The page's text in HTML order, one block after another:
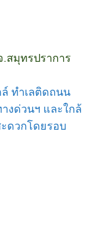
สมุทรปราการ
ทำเลติดถนน
งด่วนฯ และใกล้
ดวกโดยรอบ